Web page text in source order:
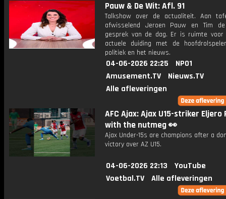
Pauw & De Wit: Afl. 91
Talkshow over de actualiteit. Aan
afwisselend Jeroen Pauw en Tim
gesprek van de dag. Er is ruimte
actuele duiding met de
politiek en het nieuws.
04-06-2026 22:25
NPO1
Amusement.TV
Nieuws.TV
Alle afleveringen
AFC Ajax: Ajax U15-striker Eljero
with the nutmeg 👀
Ajax Under-15s are champions after a
victory over AZ U15.
04-06-2026 22:13
YouTube
Voetbal.TV
Alle afleveringen